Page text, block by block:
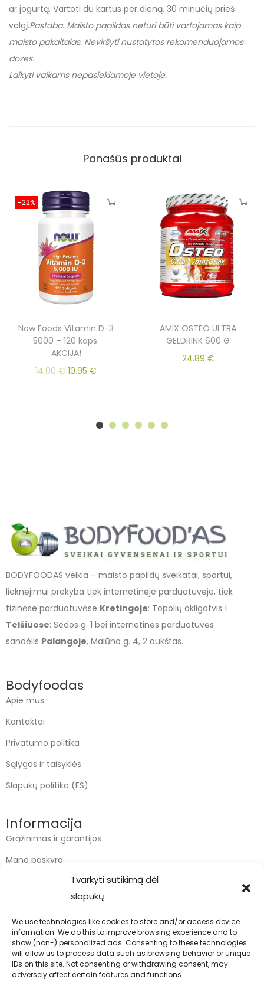
Tvarkyti sutikimą dėl
slapukų
We use technologies like cookies to store and/or access device
information. We do this to improve browsing experience and to
show (non-) personalized ads. Consenting to these technologies
will allow us to process data such as browsing behavior or unique
IDs on this site. Not consenting or withdrawing consent, may
adversely affect certain features and functions.
ar jogurtą. Vartoti du kartus per dieną, 30 minučių prieš
valgį.Pastaba. Maisto papildas neturi būti vartojamas kaip
maisto pakaitalas. Neviršyti nustatytos rekomenduojamos
dozės.
Laikyti vaikams nepasiekiamoje vietoje.
Panašūs produktai
-22%
Now Foods Vitamin D-3
5000 – 120 kaps.
AKCIJA!
14.00€ 10.95 €
AMIX OSTEO ULTRA
GELDRINK 600 G
24.89 €
BODYFOODAS veikla – maisto papildų sveikatai, sportui,
lieknėjimui prekyba tiek internetinėje parduotuvėje, tiek
fizinėse parduotuvėse Kretingoje: Topolių akligatvis 1
Telšiuose: Sedos g. 1 bei internetinės parduotuvės
sandėlis Palangoje, Malūno g. 4, 2 aukštas.
Bodyfoodas
Apie mus
Kontaktai
Privatumo politika
Sąlygos ir taisyklės
Slapukų politika (ES)
Informacija
Grąžinimas ir garantijos
Mano paskyra
Kontaktai
info@bodyfoodas.lt
+370 600 77017